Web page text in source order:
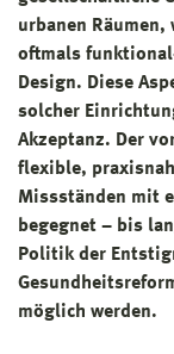
urbanen
oftmals
Design. Diese
solcher
Akzeptanz. Der
flexible,
Missständen mit
begegnet – bis
Politik der
möglich werden.